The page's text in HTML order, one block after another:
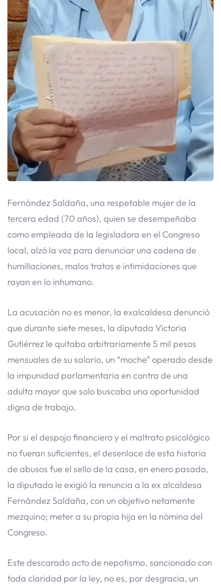
Fernández Saldaña, una respetable mujer de la
tercera edad (70 años), quien se desempeñaba
como empleada de la legisladora en el Congreso
local, alzó la voz para denunciar una cadena de
humillaciones, malos tratos e intimidaciones que
rayan en lo inhumano.
​La acusación no es menor, la exalcaldesa denunció
que durante siete meses, la diputada Victoria
Gutiérrez le quitaba arbitrariamente 5 mil pesos
mensuales de su salario, un “moche” operado desde
la impunidad parlamentaria en contra de una
adulta mayor que solo buscaba una oportunidad
digna de trabajo.
Por si el despojo financiero y el maltrato psicológico
no fueran suficientes, el desenlace de esta historia
de abusos fue el sello de la casa, en enero pasado,
la diputada le exigió la renuncia a la ex alcaldesa
Fernández Saldaña, con un objetivo netamente
mezquino; meter a su propia hija en la nómina del
Congreso.
​Este descarado acto de nepotismo, sancionado con
toda claridad por la ley, no es, por desgracia, un